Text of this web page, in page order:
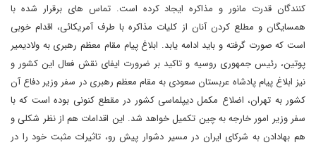
کنندگان قدرت مانور و مذاکره ایجاد کرده است. تماس های برقرار شده با
همسایگان و مطلع کردن آنان از کلیات مذاکره با طرف آمریکائی، اقدام خوبی
است که صورت گرفته و باید ادامه یابد. ابلاغ پیام مقام معظم رهبری به ولادیمیر
پوتین، رئیس جمهوری روسیه و تاکید بر ضرورت ایفای نقش فعال این کشور و
نیز ابلاغ پیام پادشاه عربستان سعودی به مقام معظم رهبری در سفر وزیر دفاع آن
کشور به تهران، اضلاع مکمل دیپلماسی کشور در مقطع کنونی بوده است که با
سفر وزیر امور خارجه به چین تکمیل خواهد شد. این اقدامات هم از نظر شکلی و
هم بهادادن به شرکای ایران در مسیر دشوار پیش رو، تاثیرات مثبت خود را در